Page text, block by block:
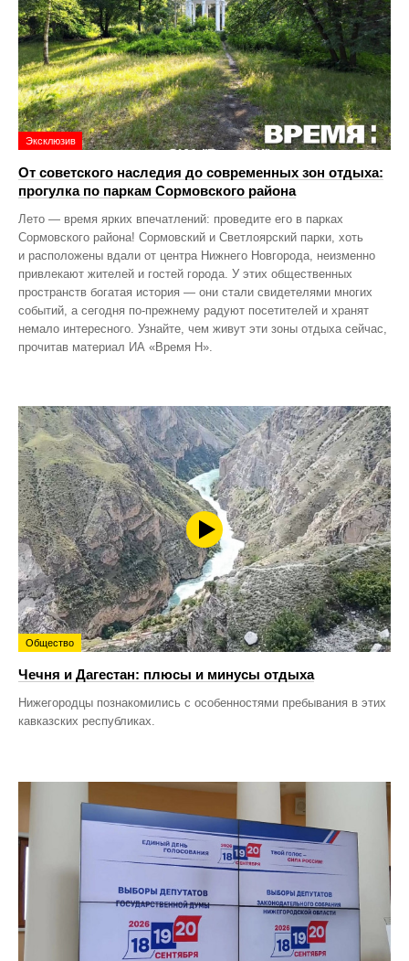
Эксклюзив
От советского наследия до современных зон отдыха:
прогулка по паркам Сормовского района
Лето — время ярких впечатлений: проведите его в парках
Сормовского района! Сормовский и Светлоярский парки, хоть
и расположены вдали от центра Нижнего Новгорода, неизменно
привлекают жителей и гостей города. У этих общественных
пространств богатая история — они стали свидетелями многих
событий, а сегодня по‑прежнему радуют посетителей и хранят
немало интересного. Узнайте, чем живут эти зоны отдыха сейчас,
прочитав материал ИА «Время Н».
Общество
Чечня и Дагестан: плюсы и минусы отдыха
Нижегородцы познакомились с особенностями пребывания в этих
кавказских республиках.